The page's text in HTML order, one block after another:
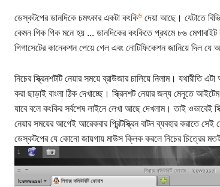
ডেস্কটপের ডানদিকে চমৎকার একটা কংকি৬দেয়া আছে। যেটাতে
কেমন গিক গিক মনে হয় ... ডানদিকের কংকিতে প্রথমে ৮৬
গিগাসেটের কানেকশন পেয়ে গেল এবং নোটিফিকেশন জানিয়ে দিল
নিচের স্ক্রিনশটটি নেয়ার সময়ে ব্রাউজার চালিয়ে নিলাম। যথারীতি
করা ছাড়াই বাংলা ঠিক দেখাচ্ছে। স্ক্রিনশট নেয়ার জন্য মেনুতে
যাবে বলে কংকির সর্বশেষ লাইনে লেখা আছে দেখলাম। তাই ওভাবেই
নেয়ার সময়ের আগেই আরেকবার প্রিন্টস্ক্রিন বাটন ব্যবহার করাতে
ডেস্কটপের যে কোনো জায়গায় মাউস ক্লিক করলে নিচের চিত্রের